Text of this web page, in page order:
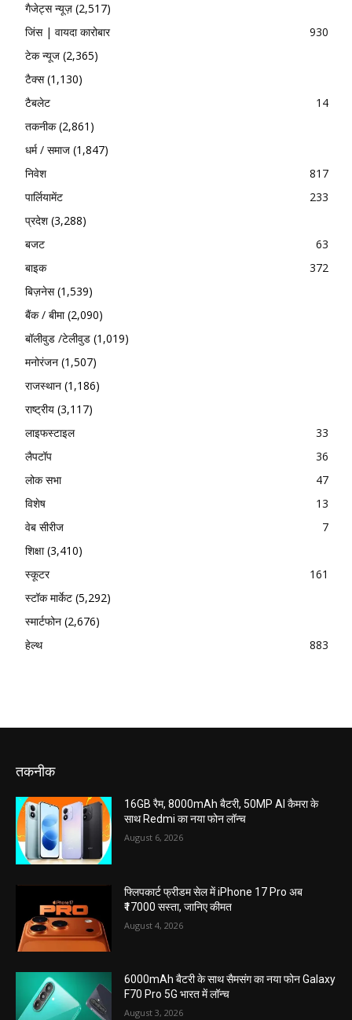
गैजेट्स न्यूज़ (2,517)
जिंस | वायदा कारोबार
930
टेक न्यूज (2,365)
टैक्स(1,130)
टैबलेट
14
तकनीक(2,861)
धर्म / समाज (1,847)
निवेश
817
पार्लियामेंट
233
प्रदेश(3,288)
बजट
63
बाइक
372
बिज़नेस(1,539)
बैंक / बीमा(2,090)
बॉलीवुड /टेलीवुड (1,019)
मनोरंजन (1,507)
राजस्थान (1,186)
राष्ट्रीय (3,117)
लाइफस्टाइल
33
लैपटॉप
36
लोक सभा
47
विशेष
13
वेब सीरीज
7
शिक्षा(3,410)
स्कूटर
161
स्टॉक मार्केट (5,292)
स्मार्टफोन (2,676)
हेल्थ
883
तकनीक
16GB रैम, 8000mAh बैटरी, 50MP AI कैमरा के
साथ Redmi का नया फोन लॉन्च
August 6, 2026
फ्लिपकार्ट फ्रीडम सेल में iPhone 17 Pro अब
₹17000 सस्ता, जानिए कीमत
August 4, 2026
6000mAh बैटरी के साथ सैमसंग का नया फोन Galaxy
F70 Pro 5G भारत में लॉन्च
August 3, 2026